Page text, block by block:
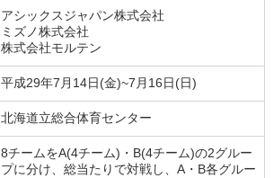
アシックスジャパン株式会社
ミズノ株式会社
株式会社モルテン
平成29年7月14日(金)~7月16日(日)
北海道立総合体育センター
8チームをA(4チーム)・B(4チーム)の2グルー
プに分け、総当たりで対戦し、A・B各グルー